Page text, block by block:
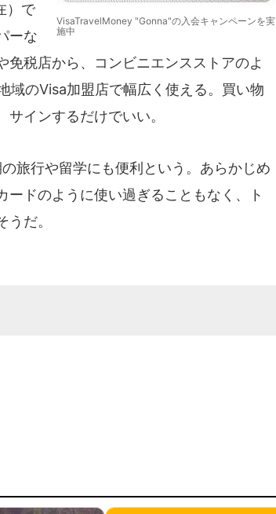
VisaTravelMoney "Gonna"の入会キャンペーンを実
施中
）で
ーな
免税店から、コンビニエンスストアのよ
域のVisa加盟店で幅広く使える。買い物
インするだけでいい。
旅行や留学にも便利という。あらかじめ
ードのように使い過ぎることもなく、ト
だ。